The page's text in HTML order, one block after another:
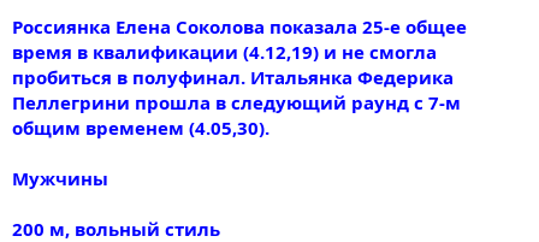
Россиянка Елена Соколова показала 25-е общее
время в квалификации (4.12,19) и не смогла
пробиться в полуфинал. Итальянка Федерика
Пеллегрини прошла в следующий раунд с 7-м
общим временем (4.05,30).
Мужчины
200 м, вольный стиль